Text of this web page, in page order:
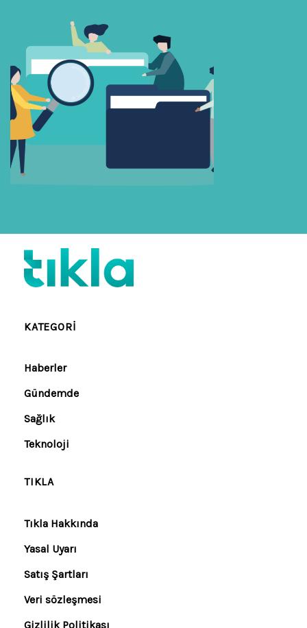
KATEGORI
Haberler
Gündemde
Sağlık
Teknoloji
TIKLA
Tıkla Hakkında
Yasal Uyarı
Satış Şartları
Veri sözleşmesi
Gizlilik Politikası
Beni Hatırla
Parolanızı mı unuttunuz?